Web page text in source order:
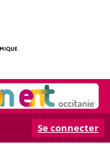
Se connecter